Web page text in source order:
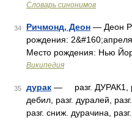
Словарь синонимов
34 Ричмонд, Деон — Деон
рождения:
Место рождения: Нью
Википедия
35 дурак — разг. ДУРАК1,
дебил, разг. дуралей,
разг. сниж. дурачина,